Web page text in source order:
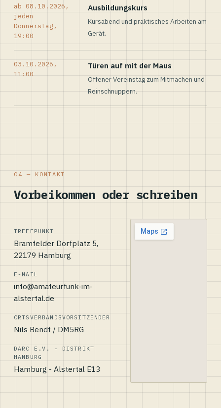
ab 08.10.2026,
jeden
Donnerstag,
19:00
Ausbildungskurs
Kursabend und praktisches Arbeiten am
Gerät.
03.10.2026,
11:00
Türen auf mit der Maus
Offener Vereinstag zum Mitmachen und
Reinschnuppern.
04 — KONTAKT
Vorbeikommen oder schreiben
TREFFPUNKT
Bramfelder Dorfplatz 5,
22179 Hamburg
E-MAIL
info@amateurfunk-im-
alstertal.de
ORTSVERBANDSVORSITZENDER
Nils Bendt / DM5RG
DARC E.V. - DISTRIKT
HAMBURG
Hamburg - Alstertal E13